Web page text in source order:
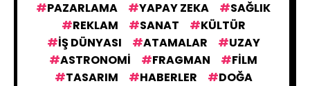
PAZARLAMA
YAPAY ZEKA
SAĞLIK
REKLAM
SANAT
KÜLTÜR
IŞ DÜNYASI
ATAMALAR
UZAY
ASTRONOMI
FRAGMAN
FILM
TASARIM
HABERLER
DOĞA